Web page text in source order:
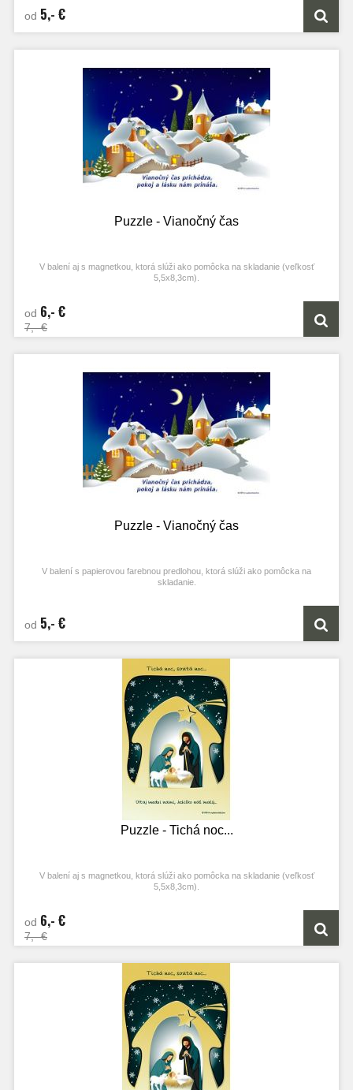
od 5,- €
Puzzle - Vianočný čas
V balení aj s magnetkou, ktorá slúži ako pomôcka na skladanie (veľkosť
5,5x8,3cm).
od 6,- €
7,- €
Puzzle - Vianočný čas
V balení s papierovou farebnou predlohou, ktorá slúži ako pomôcka na
skladanie.
od 5,- €
Puzzle - Tichá noc...
V balení aj s magnetkou, ktorá slúži ako pomôcka na skladanie (veľkosť
5,5x8,3cm).
od 6,- €
7,- €